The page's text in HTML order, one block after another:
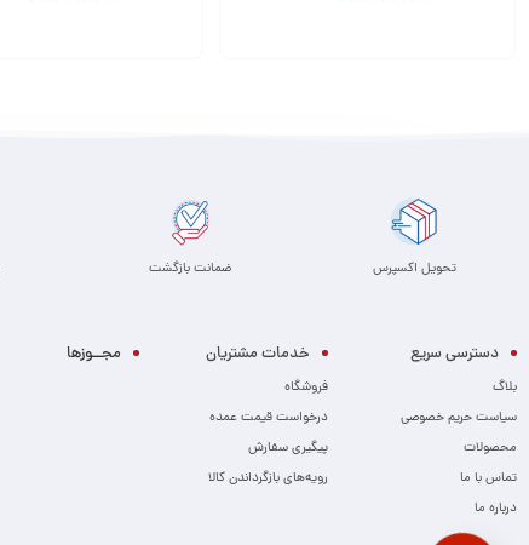
تحویل اکسپرس ضمانت بازگشت
دسترسی سریع
بلاگ
سیاست حریم خصوصی
محصولات
تماس با ما
درباره ما
خدمات مشتریان
فروشگاه
درخواست قیمت عمده
پیگیری سفارش
رویه‌های بازگرداندن کالا
مجــوزها